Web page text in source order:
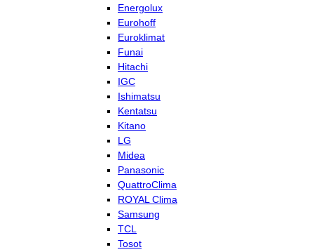
Energolux
Eurohoff
Euroklimat
Funai
Hitachi
IGC
Ishimatsu
Kentatsu
Kitano
LG
Midea
Panasonic
QuattroClima
ROYAL Clima
Samsung
TCL
Tosot